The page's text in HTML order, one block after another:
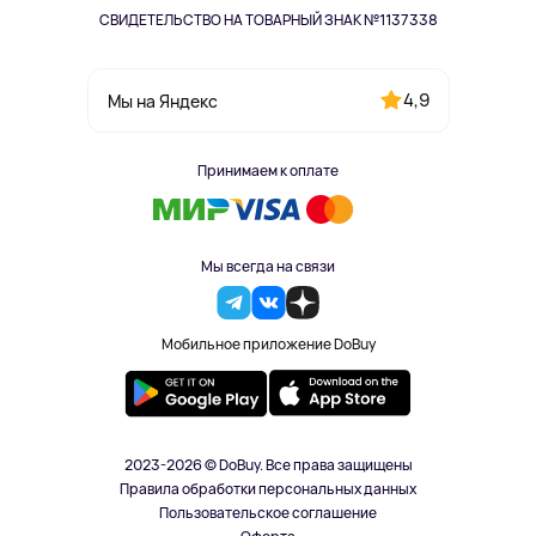
СВИДЕТЕЛЬСТВО НА ТОВАРНЫЙ ЗНАК №1137338
Мы на Яндекс 4,9
Принимаем к оплате
Мы всегда на связи
Мобильное приложение DoBuy
2023-2026 © DoBuy. Все права защищены
Правила обработки персональных данных
Пользовательское соглашение